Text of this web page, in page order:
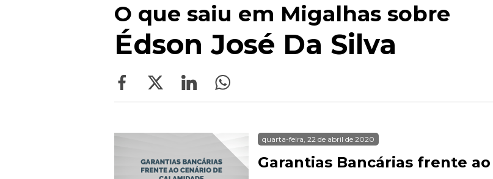
O que saiu em Migalhas sobre
Édson José Da Silva
quarta-feira, 22 de abril de 2020
Garantias Bancárias frente